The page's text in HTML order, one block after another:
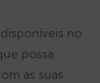
no
possa
as suas